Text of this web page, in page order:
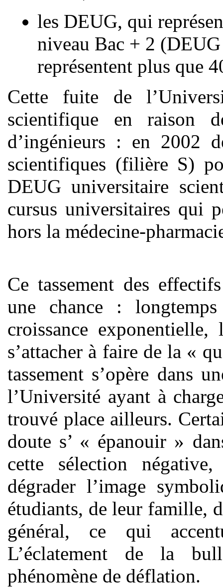
les DEUG, qui
niveau Bac + 2
représentent plus que
Cette fuite de
scientifique en raison
d’ingénieurs : en 2002
scientifiques (filière S)
DEUG universitaire
cursus universitaires qui
hors la médecine-
Ce tassement des
une chance :
croissance
s’attacher à faire de la «
tassement s’opère dans
l’Université ayant à
trouvé place ailleurs.
doute s’ « épanouir »
cette sélection
dégrader l’image
étudiants, de leur famille,
général, ce qui
L’éclatement de la
phénomène de déflation.